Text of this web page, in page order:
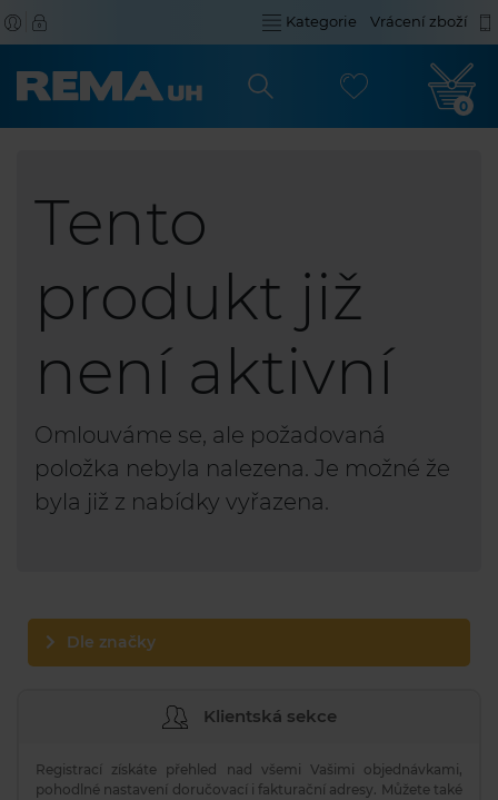
Kategorie Vrácení zboží
0
Tento
produkt již
není aktivní
Omlouváme se, ale požadovaná
položka nebyla nalezena. Je možné že
byla již z nabídky vyřazena.
Dle značky
Klientská sekce
Registrací získáte přehled nad všemi Vašimi objednávkami,
pohodlné nastavení doručovací i fakturační adresy. Můžete také